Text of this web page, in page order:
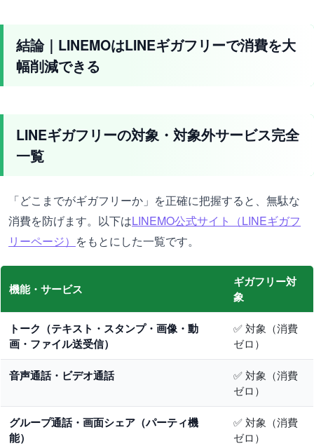
結論｜LINEMOはLINEギガフリーで消費を大
幅削減できる
LINEギガフリーの対象・対象外サービス完全
一覧
「どこまでがギガフリーか」を正確に把握すると、無駄な
消費を防げます。以下はLINEMO公式サイト（LINEギガフ
リーページ） をもとにした一覧です。
機能・サービス
ギガフリー対
象
トーク（テキスト・スタンプ・画像・動
画・ファイル送受信）
✅ 対象（消費
ゼロ）
音声通話・ビデオ通話
✅ 対象（消費
ゼロ）
グループ通話・画面シェア（パーティ機
能）
✅ 対象（消費
ゼロ）